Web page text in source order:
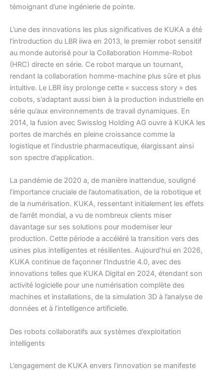
témoignant d’une ingénierie de pointe.
L’une des innovations les plus significatives de KUKA a été
l’introduction du LBR iiwa en 2013, le premier robot sensitif
au monde autorisé pour la Collaboration Homme-Robot
(HRC) directe en série. Ce robot marque un tournant,
rendant la collaboration homme-machine plus sûre et plus
intuitive. Le LBR iisy prolonge cette « success story » des
cobots, s’adaptant aussi bien à la production industrielle en
série qu’aux environnements de travail dynamiques. En
2014, la fusion avec Swisslog Holding AG ouvre à KUKA les
portes de marchés en pleine croissance comme la
logistique et l’industrie pharmaceutique, élargissant ainsi
son spectre d’application.
La pandémie de 2020 a, de manière inattendue, souligné
l’importance cruciale de l’automatisation, de la robotique et
de la numérisation. KUKA, ressentant initialement les effets
de l’arrêt mondial, a vu de nombreux clients miser
davantage sur ses solutions pour moderniser leur
production. Cette période a accéléré la transition vers des
usines plus intelligentes et résilientes. Aujourd’hui en 2026,
KUKA continue de façonner l’Industrie 4.0, avec des
innovations telles que KUKA Digital en 2024, étendant son
activité logicielle pour une numérisation complète des
machines et installations, de la simulation 3D à l’analyse de
données et à l’intelligence artificielle.
Des robots collaboratifs aux systèmes d’exploitation
intelligents
L’engagement de KUKA envers l’innovation se manifeste